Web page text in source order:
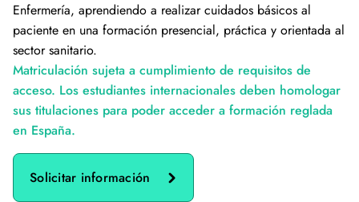
Enfermería, aprendiendo a realizar cuidados básicos al
paciente en una formación presencial, práctica y orientada al
sector sanitario.
Matriculación sujeta a cumplimiento de requisitos de
acceso. Los estudiantes internacionales deben homologar
sus titulaciones para poder acceder a formación reglada
en España.
Solicitar información